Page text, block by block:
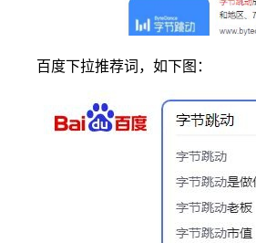
百度下拉推荐词，如下图：